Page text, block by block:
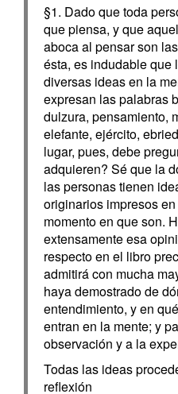
§1. Dado que toda
que piensa, y que
aboca al pensar son
ésta, es indudable que
diversas ideas en la
expresan las palabras
dulzura, pensamiento,
elefante, ejército,
lugar, pues, debe
adquieren? Sé que la
las personas tienen
originarios impresos
momento en que son.
extensamente esa
respecto en el libro
admitirá con mucha
haya demostrado de
entendimiento, y en
entran en la mente; y
observación y a la
Todas las ideas
reflexión